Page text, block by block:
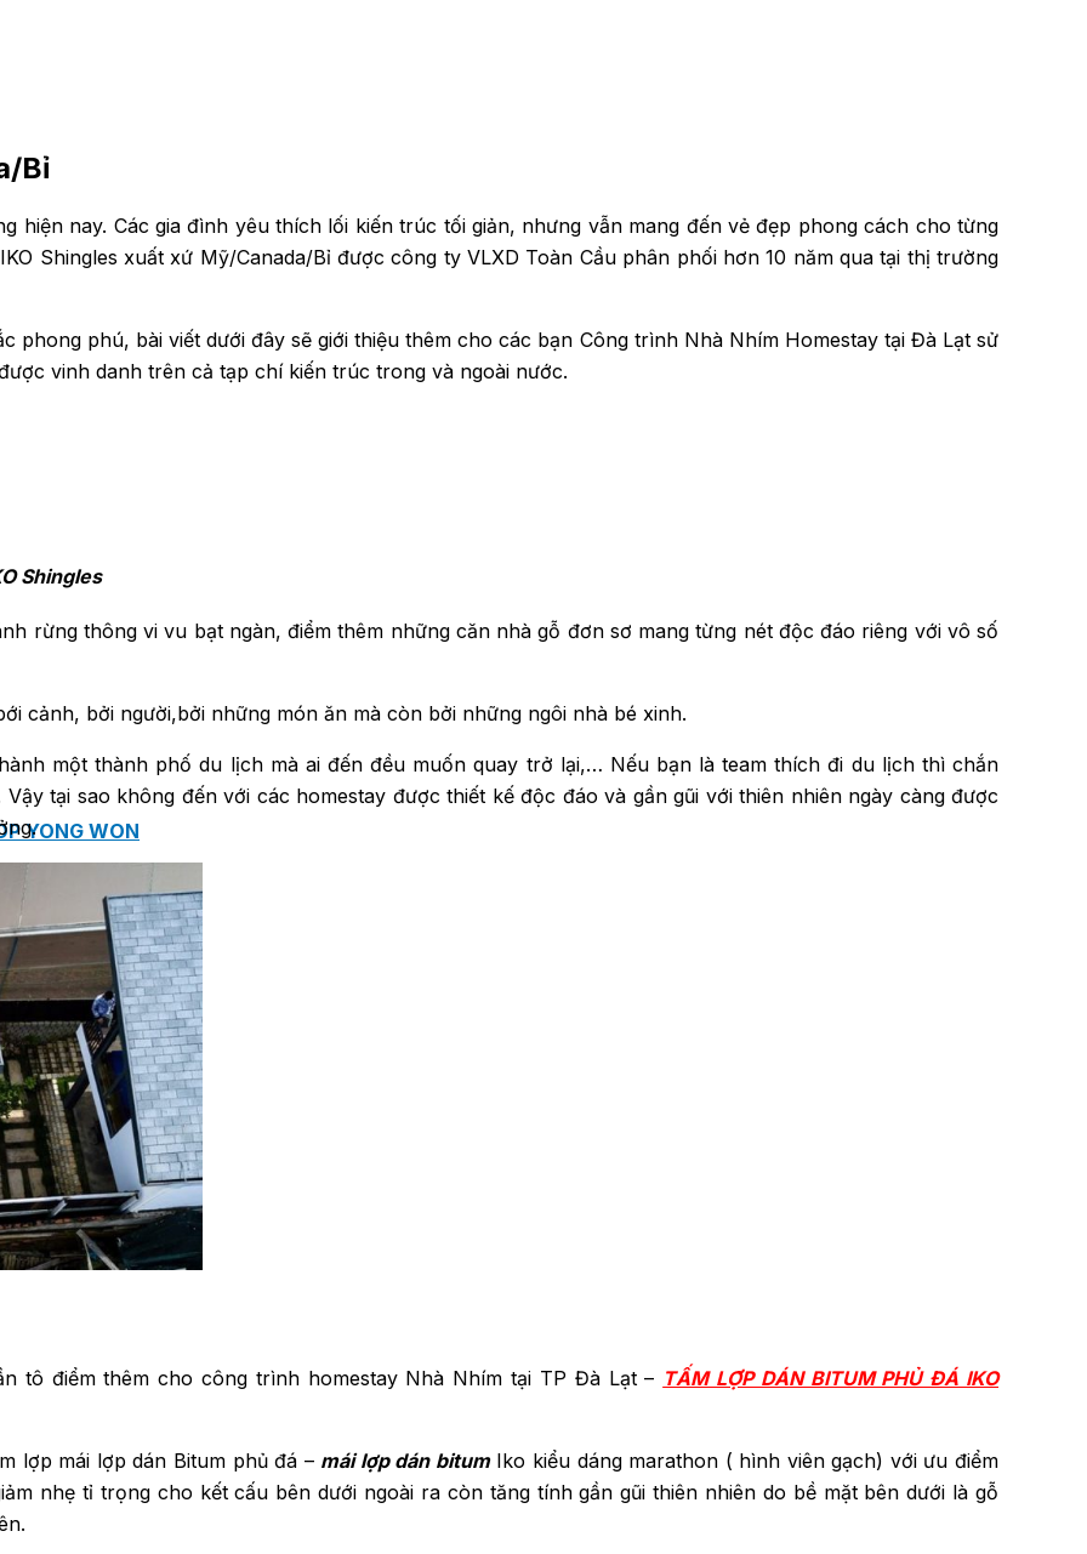
YONG WON
Bỉ
hiện nay. Các gia đình yêu thích lối kiến trúc tối giản, nhưng vẫn mang đến vẻ đẹp phong cách cho từng
Shingles xuất xứ Mỹ/Canada/Bỉ được công ty VLXD Toàn Cầu phân phối hơn 10 năm qua tại thị trường
phong phú, bài viết dưới đây sẽ giới thiệu thêm cho các bạn Công trình Nhà Nhím Homestay tại Đà Lạt sử
vinh danh trên cả tạp chí kiến trúc trong và ngoài nước.
Shingles
rừng thông vi vu bạt ngàn, điểm thêm những căn nhà gỗ đơn sơ mang từng nét độc đáo riêng với vô số
cảnh, bởi người,bởi những món ăn mà còn bởi những ngôi nhà bé xinh.
một thành phố du lịch mà ai đến đều muốn quay trở lại,… Nếu bạn là team thích đi du lịch thì chắn
tại sao không đến với các homestay được thiết kế độc đáo và gần gũi với thiên nhiên ngày càng được
tô điểm thêm cho công trình homestay Nhà Nhím tại TP Đà Lạt – TẤM LỢP DÁN BITUM PHỦ ĐÁ IKO
lợp mái lợp dán Bitum phủ đá – mái lợp dán bitumIko kiểu dáng marathon ( hình viên gạch) với ưu điểm
nhẹ tỉ trọng cho kết cấu bên dưới ngoài ra còn tăng tính gần gũi thiên nhiên do bề mặt bên dưới là gỗ